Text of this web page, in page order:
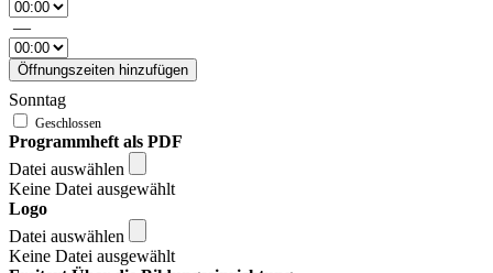
—
Öffnungszeiten hinzufügen
Sonntag
Programmheft als PDF
Datei auswählen
Keine Datei ausgewählt
Logo
Datei auswählen
Keine Datei ausgewählt